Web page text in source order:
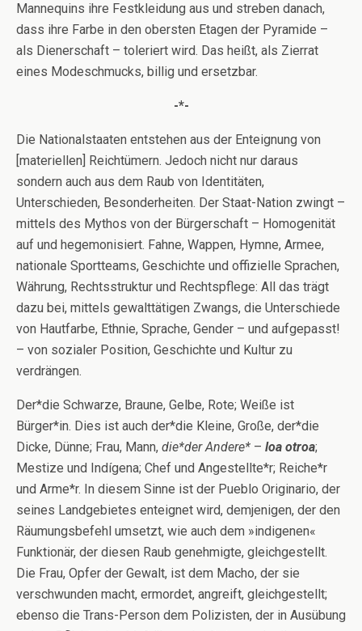
Mannequins ihre Festkleidung aus und streben danach,
dass ihre Farbe in den obersten Etagen der Pyramide –
als Dienerschaft – toleriert wird. Das heißt, als Zierrat
eines Modeschmucks, billig und ersetzbar.
-*-
Die Nationalstaaten entstehen aus der Enteignung von
[materiellen] Reichtümern. Jedoch nicht nur daraus
sondern auch aus dem Raub von Identitäten,
Unterschieden, Besonderheiten. Der Staat-Nation zwingt –
mittels des Mythos von der Bürgerschaft – Homogenität
auf und hegemonisiert. Fahne, Wappen, Hymne, Armee,
nationale Sportteams, Geschichte und offizielle Sprachen,
Währung, Rechtsstruktur und Rechtspflege: All das trägt
dazu bei, mittels gewalttätigen Zwangs, die Unterschiede
von Hautfarbe, Ethnie, Sprache, Gender – und aufgepasst!
– von sozialer Position, Geschichte und Kultur zu
verdrängen.
Der*die Schwarze, Braune, Gelbe, Rote; Weiße ist
Bürger*in. Dies ist auch der*die Kleine, Große, der*die
Dicke, Dünne; Frau, Mann, die*der Andere* – loa otroa;
Mestize und Indígena; Chef und Angestellte*r; Reiche*r
und Arme*r. In diesem Sinne ist der Pueblo Originario, der
seines Landgebietes enteignet wird, demjenigen, der den
Räumungsbefehl umsetzt, wie auch dem »indigenen«
Funktionär, der diesen Raub genehmigte, gleichgestellt.
Die Frau, Opfer der Gewalt, ist dem Macho, der sie
verschwunden macht, ermordet, angreift, gleichgestellt;
ebenso die Trans-Person dem Polizisten, der in Ausübung